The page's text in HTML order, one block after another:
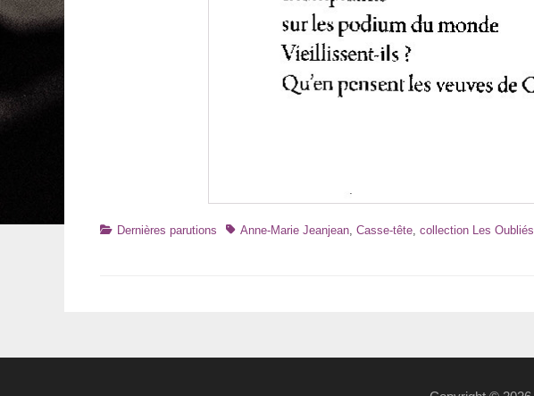
Catégories
Dernières parutions TagsAnne-Marie Jeanjean, Casse-tête, collection Les Oubliés